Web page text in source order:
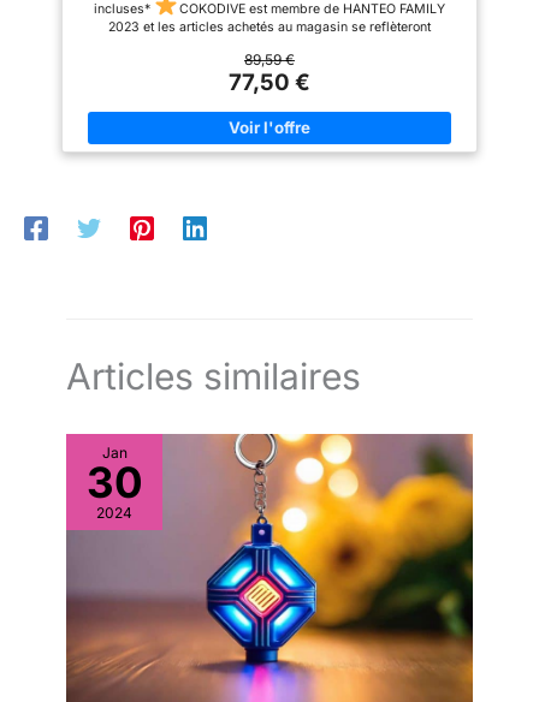
incluses*
COKODIVE est membre de HANTEO FAMILY
2023 et les articles achetés au magasin se reflèteront
*DOUANES & TAXES Veuillez noter que
les droits d’importation, les taxes et les frais ne sont pas inclus
l'acheteur.
89,59 €
77,50 €
Articles similaires
Jan
30
2024